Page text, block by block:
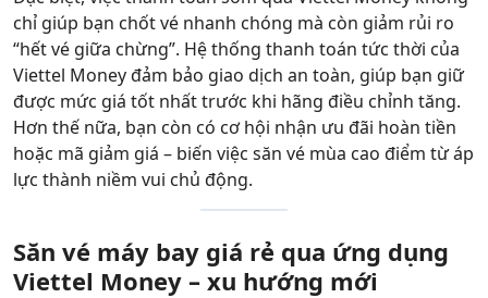
chỉ giúp bạn chốt vé nhanh chóng mà còn giảm rủi ro
“hết vé giữa chừng”. Hệ thống thanh toán tức thời của
Viettel Money đảm bảo giao dịch an toàn, giúp bạn giữ
được mức giá tốt nhất trước khi hãng điều chỉnh tăng.
Hơn thế nữa, bạn còn có cơ hội nhận ưu đãi hoàn tiền
hoặc mã giảm giá – biến việc săn vé mùa cao điểm từ áp
lực thành niềm vui chủ động.
Săn vé máy bay giá rẻ qua ứng dụng
Viettel Money – xu hướng mới